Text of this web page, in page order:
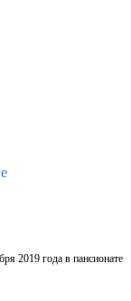
2019 года в пансионате